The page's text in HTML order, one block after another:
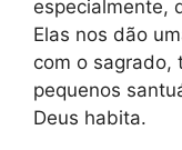
especialmente,
Elas nos dão
com o sagrado,
pequenos
Deus habita.